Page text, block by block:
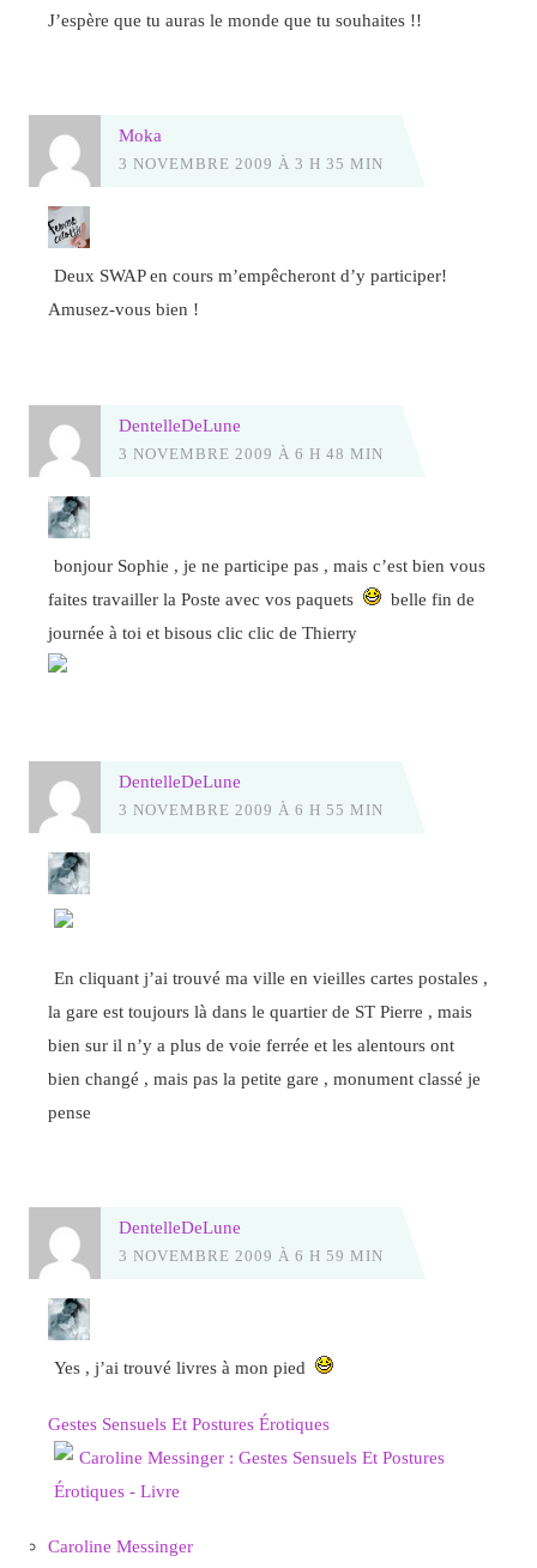
J’espère que tu auras le monde que tu souhaites !!
Moka
3 NOVEMBRE 2009 À 3 H 35 MIN
Deux SWAP en cours m’empêcheront d’y participer!
Amusez-vous bien !
DentelleDeLune
3 NOVEMBRE 2009 À 6 H 48 MIN
bonjour Sophie , je ne participe pas , mais c’est bien vous
faites travailler la Poste avec vos paquets
belle fin de
journée à toi et bisous clic clic de Thierry
DentelleDeLune
3 NOVEMBRE 2009 À 6 H 55 MIN
En cliquant j’ai trouvé ma ville en vieilles cartes postales ,
la gare est toujours là dans le quartier de ST Pierre , mais
bien sur il n’y a plus de voie ferrée et les alentours ont
bien changé , mais pas la petite gare , monument classé je
pense
DentelleDeLune
3 NOVEMBRE 2009 À 6 H 59 MIN
Yes , j’ai trouvé livres à mon pied
Gestes Sensuels Et Postures Érotiques
Caroline Messinger